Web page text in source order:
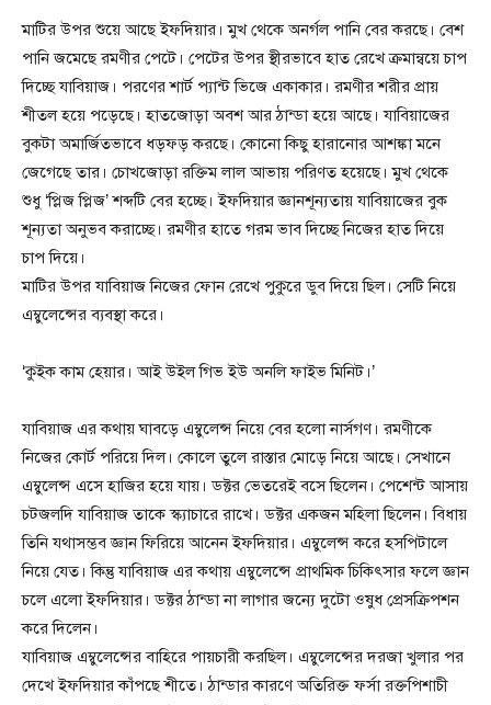
মাটির উপর শুয়ে আছে ইফদিয়ার। মুখ থেকে অনর্গল পানি বের করছে। বেশ
পানি জমেছে রমণীর পেটে। পেটের উপর স্থীরভাবে হাত রেখে ক্রমান্বয়ে চাপ
দিচ্ছে যাবিয়াজ। পরণের শার্ট প্যান্ট ভিজে একাকার। রমণীর শরীর প্রায়
শীতল হয়ে পড়েছে। হাতজোড়া অবশ আর ঠান্ডা হয়ে আছে। যাবিয়াজের
বুকটা অমার্জিতভাবে ধড়ফড় করছে। কোনো কিছু হারানোর আশঙ্কা মনে
জেগেছে তার। চোখজোড়া রক্তিম লাল আভায় পরিণত হয়েছে। মুখ থেকে
শুধু ‘প্লিজ প্লিজ’ শব্দটি বের হচ্ছে। ইফদিয়ার জ্ঞানশূন্যতায় যাবিয়াজের বুক
শূন্যতা অনুভব করাচ্ছে। রমণীর হাতে গরম ভাব দিচ্ছে নিজের হাত দিয়ে
চাপ দিয়ে।
মাটির উপর যাবিয়াজ নিজের ফোন রেখে পুকুরে ডুব দিয়ে ছিল। সেটি নিয়ে
এম্বুলেন্সের ব্যবস্থা করে।
‘কুইক কাম হেয়ার। আই উইল গিভ ইউ অনলি ফাইভ মিনিট।’
যাবিয়াজ এর কথায় ঘাবড়ে এম্বুলেন্স নিয়ে বের হলো নার্সগণ। রমণীকে
নিজের কোর্ট পরিয়ে দিল। কোলে তুলে রাস্তার মোড়ে নিয়ে আছে। সেখানে
এম্বুলেন্স এসে হাজির হয়ে যায়। ডক্টর ভেতরেই বসে ছিলেন। পেশেন্ট আসায়
চটজলদি যাবিয়াজ তাকে স্ক্যাচারে রাখে। ডক্টর একজন মহিলা ছিলেন। বিধায়
তিনি যথাসম্ভব জ্ঞান ফিরিয়ে আনেন ইফদিয়ার। এম্বুলেন্স করে হসপিটালে
নিয়ে যেত। কিন্তু যাবিয়াজ এর কথায় এম্বুলেন্সে প্রাথমিক চিকিৎসার ফলে জ্ঞান
চলে এলো ইফদিয়ার। ডক্টর ঠান্ডা না লাগার জন্যে দুটো ওষুধ প্রেসক্রিপশন
করে দিলেন।
যাবিয়াজ এম্বুলেন্সের বাহিরে পায়চারী করছিল। এম্বুলেন্সের দরজা খুলার পর
দেখে ইফদিয়ার কাঁপছে শীতে। ঠান্ডার কারণে অতিরিক্ত ফর্সা রক্তপিশাচী